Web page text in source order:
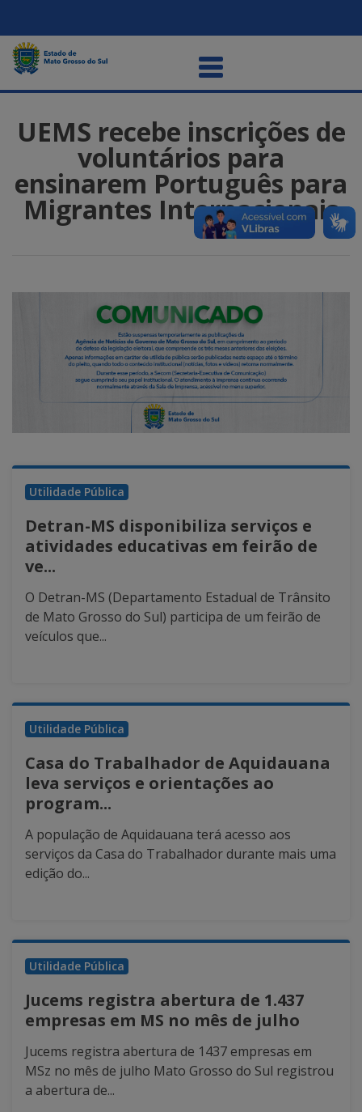
UEMS recebe inscrições de
voluntários para
ensinarem Português para
Migrantes Internacionais
Utilidade Pública
Detran-MS disponibiliza serviços e
atividades educativas em feirão de
ve...
O Detran-MS (Departamento Estadual de Trânsito
de Mato Grosso do Sul) participa de um feirão de
veículos que...
Utilidade Pública
Casa do Trabalhador de Aquidauana
leva serviços e orientações ao
program...
A população de Aquidauana terá acesso aos
serviços da Casa do Trabalhador durante mais uma
edição do...
Utilidade Pública
Jucems registra abertura de 1.437
empresas em MS no mês de julho
Jucems registra abertura de 1437 empresas em
MSz no mês de julho Mato Grosso do Sul registrou
a abertura de...